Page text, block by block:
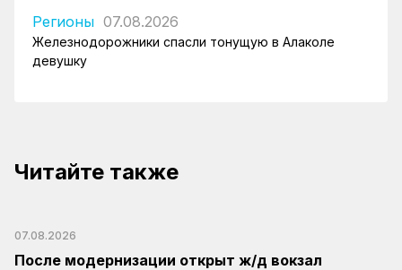
Регионы 07.08.2026
Железнодорожники спасли тонущую в Алаколе
девушку
Читайте также
07.08.2026
После модернизации открыт ж/д вокзал